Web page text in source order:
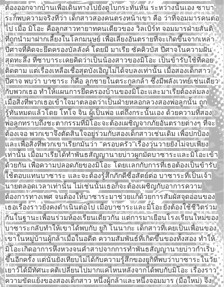
ต้องออกจากบ้านเพื่อเดินทางไปยังดูไบกระทันหัน ระหว่างนั้นเอง ซาบา
ระก็พบความจริงที่ว่า เด็กสาวสองคนตรงหน้าเขา คือ ว่าที่จอมมารคนต่อ
ไป เมื่อ มิโอะ คือลูกสาวทายาทคนเดียวของ วิลเบิร์ท จอมมารฝ่ายสันติ
ที่ถูกนำมาฝากเลี้ยงในโลกมนุษย์ เพื่อเลี่ยงอันตรายที่จะเกิดขึ้นจากเหล่า
ปีศาจที่คิดจะยึดครองบัลลังค์ โดยมี มาเรีย ซัคคิวบัส ปีศาจในความฝัน
สุดทะลึ่ง ที่ซาบาระเคยคิดว่าเป็นน้องสาวของมิโอะ เป็นข้ารับใช้ที่คอย
ติดตาม แต่เรื่องเหลือเชื่อสุดบังเอิญไม่ได้จบลงเท่านั้น เมื่อสองเด็กสาว
ปีศาจ พบว่า บาซาระ ก็คือ ลูกชายในตระกูลกล้า ซึ่งมีพลังเวทย์เช่นเดียว
กับพวกเธอ ทำให้แผนการยึดครองบ้านของมิโอะและมาเรียต้องล่มลง
เมื่อสิ่งที่พวกเธอเข้าใจมาตลอดว่าเป็นฝ่ายหลอกลวงสองพ่อลูกนั้น ถูก
รู้ทันหมดแล้วโดย โทโจ จิน ผู้เป็นพ่อ แต่ถึงกระนั้นเอง ด้วยความที่สอง
พ่อลูกทราบถึงชะตากรรมที่มิโอะจะต้องเผชิญจากภัยอันตรายต่างๆ ที่จะ
ต้องเจอ พวกเขาจึงตัดสินใจอยู่ร่วมกับสองเด็กสาวเช่นเดิม เพื่อปกป้อง
และเพื่อสิ่งที่พวกเขาเรียกมันว่า “ครอบครัว”เรื่องวุ่นวายยังไม่จบเพียง
เท่านั้น เมื่อมาเรียได้ทำพันธสัญญานายบ่าวผูกมัดบาซาระและมิโอะเข้า
ด้วยกัน เพื่อความปลอดภัยของมิโอะ โดยเเลกกับการที่เธอต้องเป็นข้ารับ
ใช้ตอบแทนบาซาระ และจะต้องรู้สึกภักดีซื่อสัตย์ต่อ บาซาระที่เป็นเจ้า
นายตลอดเวลาเท่านั้น ไม่เช่นนั้นเธอก็จะต้องเผชิญกับอาการความ
ต้องการทางเพศ จนต้องให้บาซาระมาช่วยแก้ด้วยการสัมผัสจุดอ่อนของ
เธอเรื่องราวยังคงดำเนินต่อไป เมื่อบาซาระและมิโอะยังต้องใช้ชีวิตร่วม
กันในฐานะเพื่อนร่วมห้องเรียนเดียวกัน แต่การมาเยือนโรงเรียนใหม่ของ
บาซาระกลับทำให้เขาได้พบกับ ยูกิ โนนากะ เด็กสาวที่เคยเป็นเพื่อนของ
เขาในหมู่บ้านผู้กล้าเมื่อในอดีต ความสัมพันธ์ที่เกิดขึ้นของทั้งสอง ทำให้
มิโอะเกิดอาการหึงหวงจนคำสาปจากการทำพันธสัญญานายบ่าวกำเริบ
ขึ้นอีกครั้ง แต่นั่นยังเทียบไม่ได้กับความรู้สึกของยูกิที่พบว่าบาซาระในวัย
เยาว์ได้มีทัศนะคติเปลี่ยนไปมากแค่ไหนหลังจากได้พบกับมิโอะ เรื่องราว
ความขัดแย้งของสองเด็กสาว หนึ่งผู้กล้าและหนึ่งจอมมาร (มือใหม่) จึง